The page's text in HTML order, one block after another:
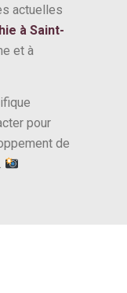
actuelles
à Saint-
et à
pour
de